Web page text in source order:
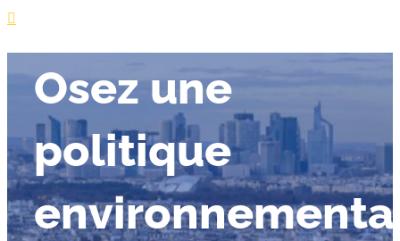
Osez une
politique